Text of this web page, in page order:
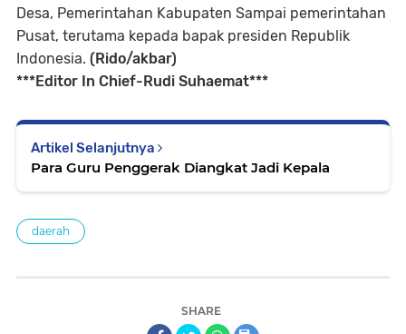
Desa, Pemerintahan Kabupaten Sampai pemerintahan
Pusat, terutama kepada bapak presiden Republik
Indonesia. (Rido/akbar)
***Editor In Chief-Rudi Suhaemat***
Artikel Selanjutnya
Para Guru Penggerak Diangkat Jadi Kepala
daerah
SHARE